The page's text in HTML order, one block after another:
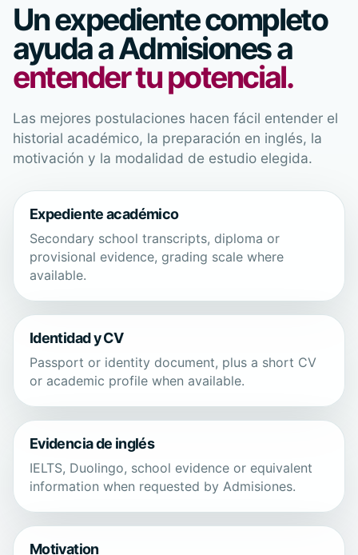
Un expediente completo
ayuda a Admisiones a
entender tu potencial.
Las mejores postulaciones hacen fácil entender el
historial académico, la preparación en inglés, la
motivación y la modalidad de estudio elegida.
Expediente académico
Secondary school transcripts, diploma or
provisional evidence, grading scale where
available.
Identidad y CV
Passport or identity document, plus a short CV
or academic profile when available.
Evidencia de inglés
IELTS, Duolingo, school evidence or equivalent
information when requested by Admisiones.
Motivation